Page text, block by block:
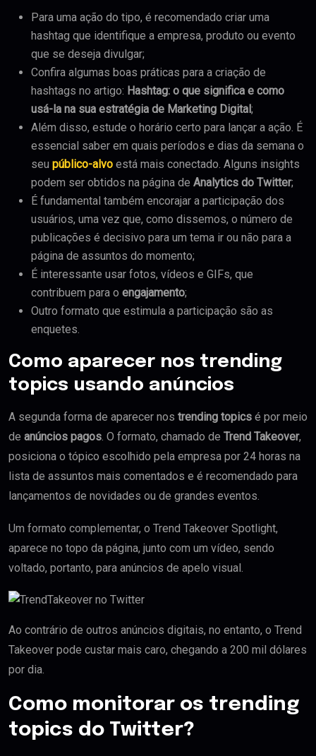
Para uma ação do tipo, é recomendado criar uma
hashtag que identifique a empresa, produto ou evento
que se deseja divulgar;
Confira algumas boas práticas para a criação de
hashtags no artigo: Hashtag: o que significa e como
usá-la na sua estratégia de Marketing Digital;
Além disso, estude o horário certo para lançar a ação. É
essencial saber em quais períodos e dias da semana o
seu público-alvo está mais conectado. Alguns insights
podem ser obtidos na página de Analytics do Twitter;
É fundamental também encorajar a participação dos
usuários, uma vez que, como dissemos, o número de
publicações é decisivo para um tema ir ou não para a
página de assuntos do momento;
É interessante usar fotos, vídeos e GIFs, que
contribuem para o engajamento;
Outro formato que estimula a participação são as
enquetes.
Como aparecer nos trending
topics usando anúncios
A segunda forma de aparecer nos trending topics é por meio
de anúncios pagos. O formato, chamado de Trend Takeover,
posiciona o tópico escolhido pela empresa por 24 horas na
lista de assuntos mais comentados e é recomendado para
lançamentos de novidades ou de grandes eventos.
Um formato complementar, o Trend Takeover Spotlight,
aparece no topo da página, junto com um vídeo, sendo
voltado, portanto, para anúncios de apelo visual.
Ao contrário de outros anúncios digitais, no entanto, o Trend
Takeover pode custar mais caro, chegando a 200 mil dólares
por dia.
Como monitorar os trending
topics do Twitter?